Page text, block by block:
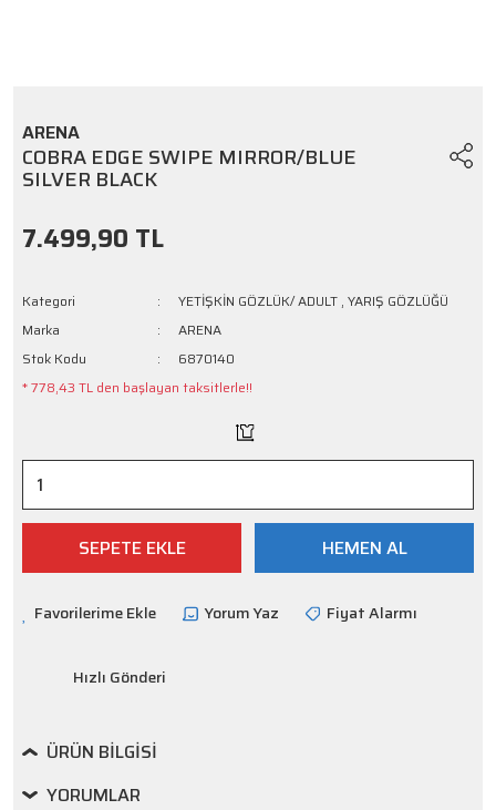
ARENA
COBRA EDGE SWIPE MIRROR/BLUE
SILVER BLACK
7.499,90 TL
Kategori YETİŞKİN GÖZLÜK/ ADULT ,YARIŞ GÖZLÜĞÜ
Marka
ARENA
Stok Kodu
6870140
* 778,43 TL den başlayan taksitlerle!!
SEPETE EKLE HEMEN AL
Yorum Yaz Fiyat Alarmı
Hızlı Gönderi
ÜRÜN BILGISI
YORUMLAR